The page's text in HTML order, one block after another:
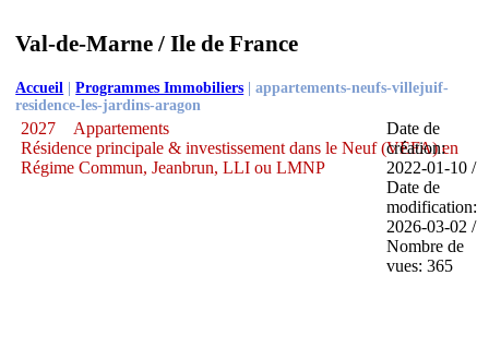
Val-de-Marne / Ile de France
Accueil |Programmes Immobiliers |appartements-neufs-villejuif-
residence-les-jardins-aragon
2027
Appartements
Résidence principale & investissement dans le Neuf (VEFA) en
Régime Commun, Jeanbrun, LLI ou LMNP
Date de
création:
2022-01-10 /
Date de
modification:
2026-03-02 /
Nombre de
vues: 365